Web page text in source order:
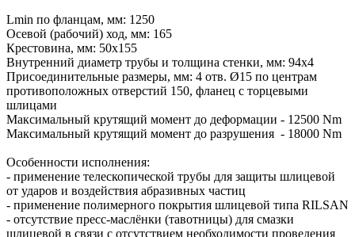
Lmin по фланцам, мм: 1250
Осевой (рабочий) ход, мм: 165
Крестовина, мм: 50х155
Внутренний диаметр трубы и толщина стенки, мм: 94х4
Присоединительные размеры, мм: 4 отв. Ø15 по центрам
противоположных отверстий 150, фланец с торцевыми
шлицами
Максимальный крутящий момент до деформации - 12500 Nm
Максимальный крутящий момент до разрушения - 18000 Nm
Особенности исполнения:
- применение телескопической трубы для защиты шлицевой
от ударов и воздействия абразивных частиц
- применение полимерного покрытия шлицевой типа RILSAN
- отсутствие пресс-маслёнки (тавотницы) для смазки
шлицевой в связи с отсутствием необходимости проведения